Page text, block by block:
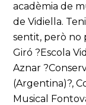
acadèmia de
de Vidiella.
sentit, però no
Giró ?Escola
Aznar
(Argentina)?,
Musical